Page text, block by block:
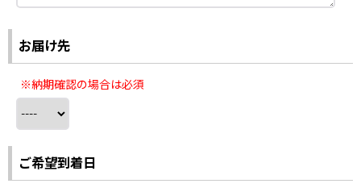
お届け先
※納期確認の場合は必須
ご希望到着日